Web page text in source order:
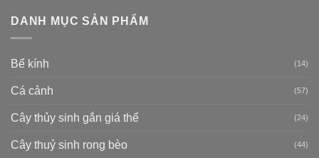
DANH MỤC SẢN PHẨM
Bể kính (14)
Cá cảnh (57)
Cây thủy sinh gắn giá thể (24)
Cây thuỷ sinh rong bèo (44)